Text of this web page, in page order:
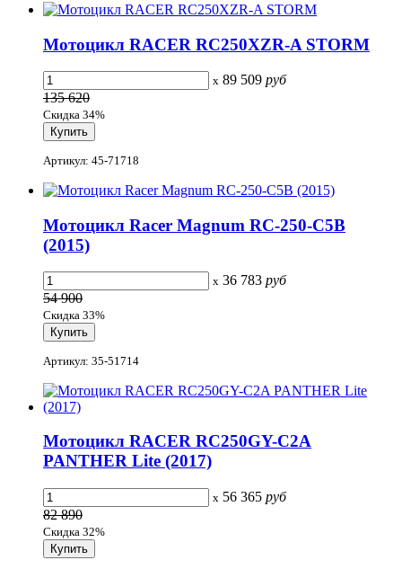
Мотоцикл RACER RC250XZR-A STORM
x 89 509 руб
135 620
Скидка 34%
Артикул: 45-71718
Мотоцикл Racer Magnum RC-250-C5B
(2015)
x 36 783 руб
54 900
Скидка 33%
Артикул: 35-51714
Мотоцикл RACER RC250GY-C2A
PANTHER Lite (2017)
x 56 365 руб
82 890
Скидка 32%